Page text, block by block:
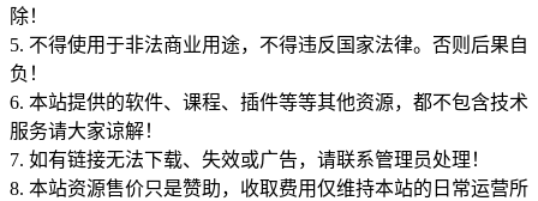
除！
5. 不得使用于非法商业用途，不得违反国家法律。否则后果自
负！
6. 本站提供的软件、课程、插件等等其他资源，都不包含技术
服务请大家谅解！
7. 如有链接无法下载、失效或广告，请联系管理员处理！
8. 本站资源售价只是赞助，收取费用仅维持本站的日常运营所